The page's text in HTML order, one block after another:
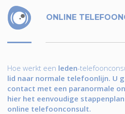
ONLINE
Hoe werkt een leden-
lid naar normale telefoonlijn. U
contact met een paranormale
hier het eenvoudige
online telefoonconsult.